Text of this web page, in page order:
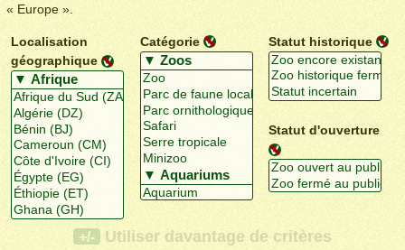
« Europe ».
Localisation
géographique
Catégorie Statut historique
Statut d'ouverture
+/- Utiliser davantage de critères